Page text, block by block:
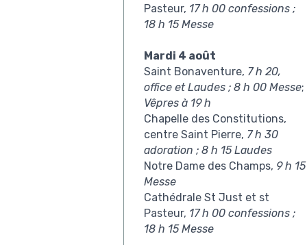
Pasteur, 17 h 00 confessions ;
18 h 15 Messe
Mardi 4 août
Saint Bonaventure, 7 h 20,
office et Laudes ; 8 h 00 Messe;
Vêpres à 19 h
Chapelle des Constitutions,
centre Saint Pierre, 7 h 30
adoration ; 8 h 15 Laudes
Notre Dame des Champs, 9 h 15
Messe
Cathédrale St Just et st
Pasteur, 17 h 00 confessions ;
18 h 15 Messe